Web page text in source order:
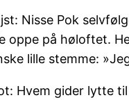
Nisse Pok
oppe på høloftet.
lille stemme:
Hvem gider lytte